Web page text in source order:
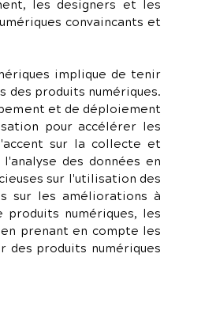
les designers et les
convaincants et
implique de tenir
des produits numériques.
et de déploiement
pour accélérer les
sur la collecte et
des données en
sur l'utilisation des
sur les améliorations à
numériques, les
prenant en compte les
des produits numériques